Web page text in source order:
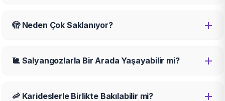
🫣 Neden Çok Saklanıyor?
🐌 Salyangozlarla Bir Arada Yaşayabilir mi?
🦐 Karideslerle Birlikte Bakılabilir mi?